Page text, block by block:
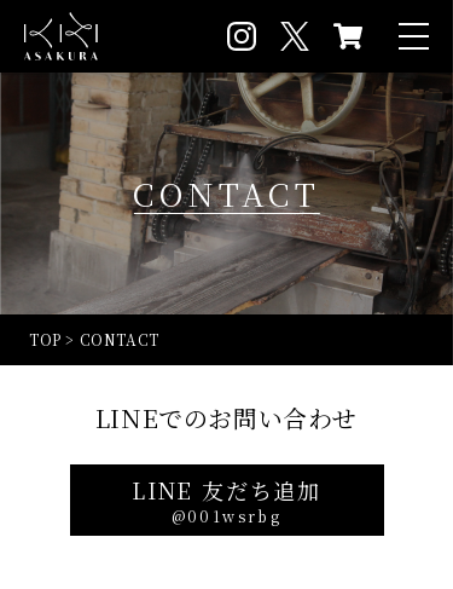
CONTACT
TOP > CONTACT
LINEでのお問い合わせ
LINE 友だち追加
@001wsrbg